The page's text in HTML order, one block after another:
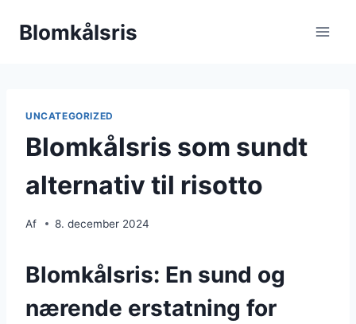
Blomkålsris
UNCATEGORIZED
Blomkålsris som sundt
alternativ til risotto
Af 8. december 2024
Blomkålsris: En sund og
nærende erstatning for